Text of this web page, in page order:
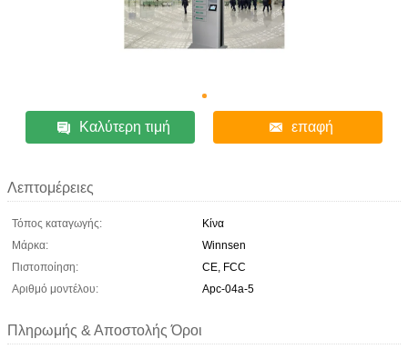
Καλύτερη τιμή επαφή
Λεπτομέρειες
Τόπος καταγωγής:
Κίνα
Μάρκα:
Winnsen
Πιστοποίηση:
CE, FCC
Αριθμό μοντέλου:
Apc-04a-5
Πληρωμής & Αποστολής Όροι